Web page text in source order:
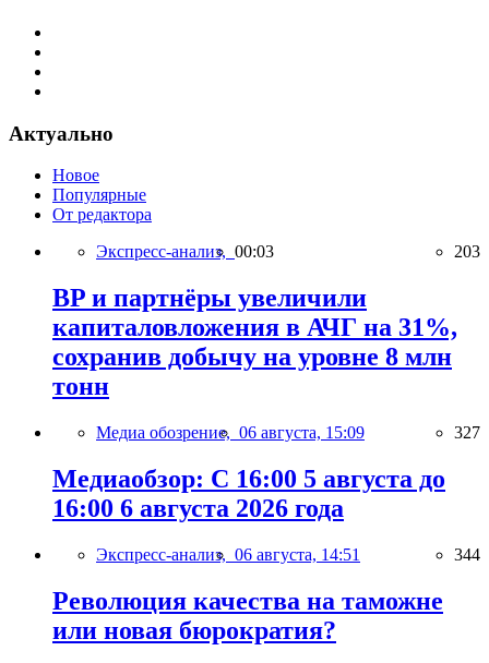
Актуально
Новое
Популярные
От редактора
Экспресс-анализ, 00:03 203
BP и партнёры увеличили
капиталовложения в АЧГ на 31%,
сохранив добычу на уровне 8 млн
тонн
Медиа обозрение, 06 августа, 15:09 327
Медиаобзор: С 16:00 5 августа до
16:00 6 августа 2026 года
Экспресс-анализ, 06 августа, 14:51 344
Революция качества на таможне
или новая бюрократия?